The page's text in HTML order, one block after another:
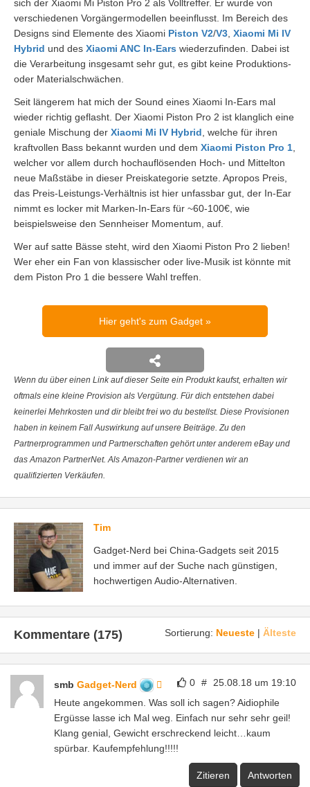
sich der Xiaomi Mi Piston Pro 2 als Volltreffer. Er wurde von
verschiedenen Vorgängermodellen beeinflusst. Im Bereich des
Designs sind Elemente des Xiaomi Piston V2/V3 Xiaomi Mi IV
Hybrid und des Xiaomi ANC In-Ears wiederzufinden. Dabei ist
die Verarbeitung insgesamt sehr gut, es gibt keine Produktions-
oder Materialschwächen.
Seit längerem hat mich der Sound eines Xiaomi In-Ears mal
wieder richtig geflasht. Der Xiaomi Piston Pro 2 ist klanglich eine
geniale Mischung der Xiaomi Mi IV Hybrid , welche für ihren
kraftvollen Bass bekannt wurden und dem Xiaomi Piston Pro 1
welcher vor allem durch hochauflösenden Hoch- und Mittelton
neue Maßstäbe in dieser Preiskategorie setzte. Apropos Preis,
das Preis-Leistungs-Verhältnis ist hier unfassbar gut, der In-Ear
nimmt es locker mit Marken-In-Ears für ~60-100€, wie
beispielsweise den Sennheiser Momentum, auf.
Wer auf satte Bässe steht, wird den Xiaomi Piston Pro 2 lieben!
Wer eher ein Fan von klassischer oder live-Musik ist könnte mit
dem Piston Pro 1 die bessere Wahl treffen.
Hier geht's zum Gadget
Wenn du über einen Link auf dieser Seite ein Produkt kaufst, erhalten wir
oftmals eine kleine Provision als Vergütung. Für dich entstehen dabei
keinerlei Mehrkosten und dir bleibt frei wo du bestellst. Diese Provisionen
haben in keinem Fall Auswirkung auf unsere Beiträge. Zu den
Partnerprogrammen und Partnerschaften gehört unter anderem eBay und
das Amazon PartnerNet. Als Amazon-Partner verdienen wir an
qualifizierten Verkäufen.
Tim
Gadget-Nerd bei China-Gadgets seit 2015
und immer auf der Suche nach günstigen,
hochwertigen Audio-Alternativen.
Sortierung: Neueste | Älteste
Kommentare (175)
0 # 25.08.18 um 19:10
smb Gadget-Nerd
Heute angekommen. Was soll ich sagen? Aidiophile
Ergüsse lasse ich Mal weg. Einfach nur sehr sehr geil!
Klang genial, Gewicht erschreckend leicht…kaum
spürbar. Kaufempfehlung!!!!!
Zitieren Antworten